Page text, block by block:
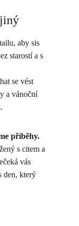
aby sis
starostí a s
se vést
a vánoční
příběhy.
s citem a
vás
den, který